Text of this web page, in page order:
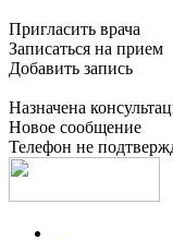
Пригласить врача
Записаться на прием
Добавить запись
Назначена
Новое сообщение
Телефон не